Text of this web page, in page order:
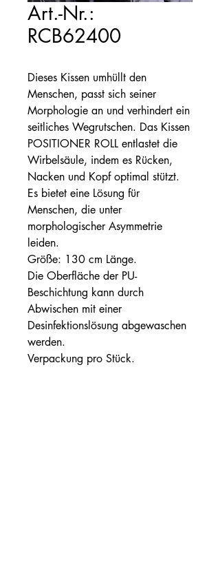
Art.-Nr.:
RCB62400
Dieses Kissen umhüllt den
Menschen, passt sich seiner
Morphologie an und verhindert ein
seitliches Wegrutschen. Das Kissen
POSITIONER ROLL entlastet die
Wirbelsäule, indem es Rücken,
Nacken und Kopf optimal stützt.
Es bietet eine Lösung für
Menschen, die unter
morphologischer Asymmetrie
leiden.
Größe: 130 cm Länge.
Die Oberfläche der PU-
Beschichtung kann durch
Abwischen mit einer
Desinfektionslösung abgewaschen
werden.
Verpackung pro Stück.